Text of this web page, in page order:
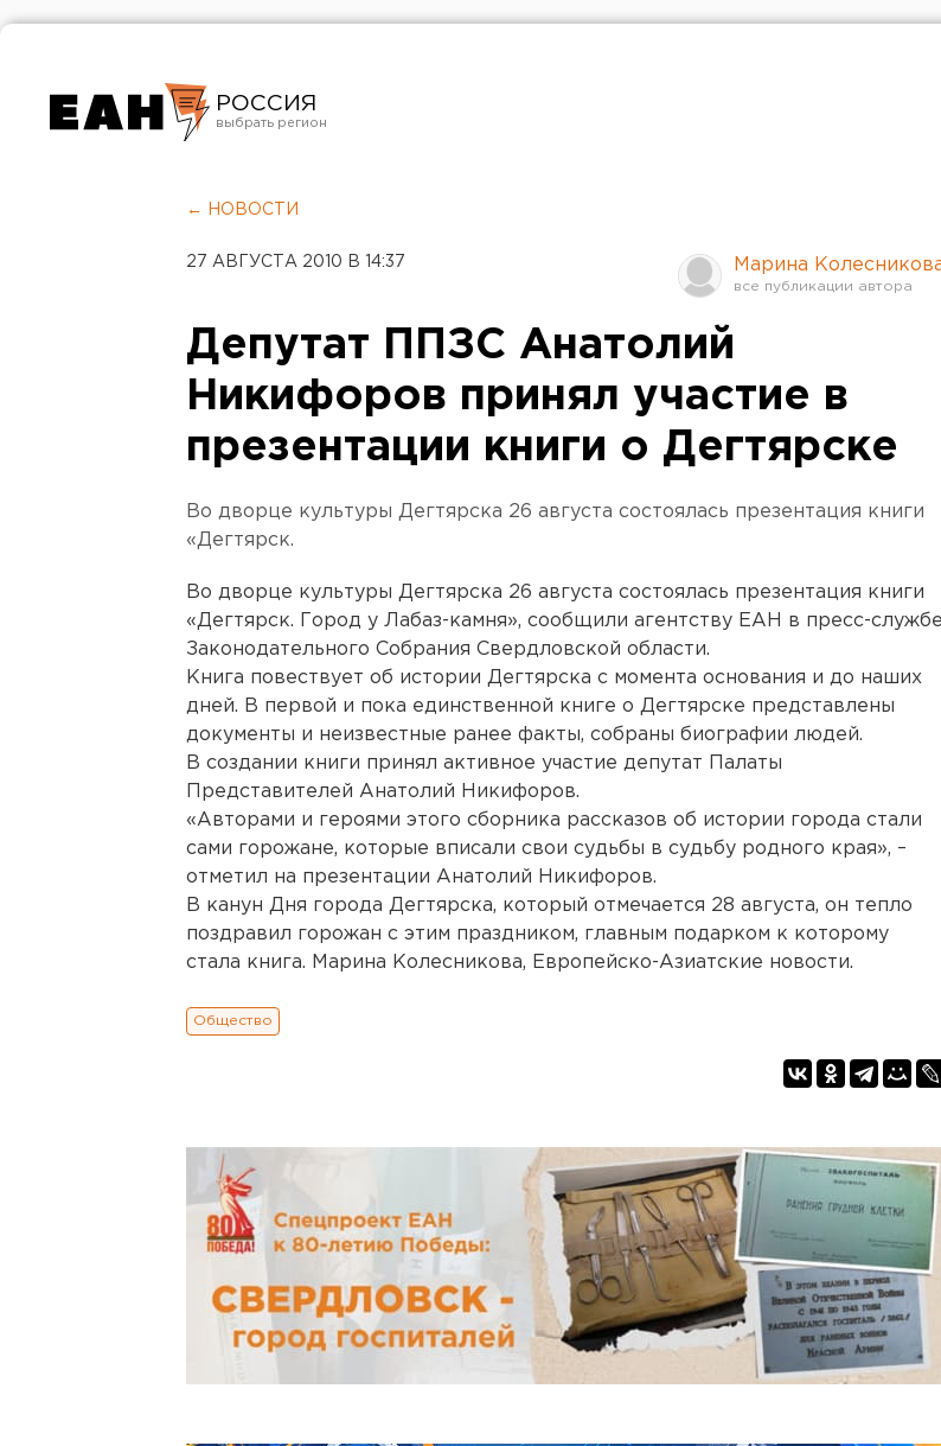
РОССИЯ
Челябинск
← НОВОСТИ
27 АВГУСТА 2010 В 14:37 Марина
Депутат ППЗС Анатолий
Никифоров принял участие в
презентации книги о Дегтярске
Во дворце культуры Дегтярска 26 августа состоялась презентация книги
«Дегтярск.
Во дворце культуры Дегтярска 26 августа состоялась презентация книги
«Дегтярск. Город у Лабаз-камня», сообщили агентству ЕАН в пресс-службе
Законодательного Собрания Свердловской области.
Книга повествует об истории Дегтярска с момента основания и до наших
дней. В первой и пока единственной книге о Дегтярске представлены
документы и неизвестные ранее факты, собраны биографии людей.
В создании книги принял активное участие депутат Палаты
Представителей Анатолий Никифоров.
«Авторами и героями этого сборника рассказов об истории города стали
сами горожане, которые вписали свои судьбы в судьбу родного края», –
отметил на презентации Анатолий Никифоров.
В канун Дня города Дегтярска, который отмечается 28 августа, он тепло
поздравил горожан с этим праздником, главным подарком к которому
стала книга. Марина Колесникова, Европейско-Азиатские новости.
Общество